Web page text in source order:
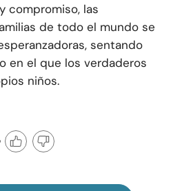
compromiso, las
de todo el mundo se
sentando
en el que los verdaderos
niños.